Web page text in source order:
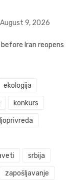
August 9, 2026
Iran reopens
ekologija
konkurs
srbija
zapošljavanje